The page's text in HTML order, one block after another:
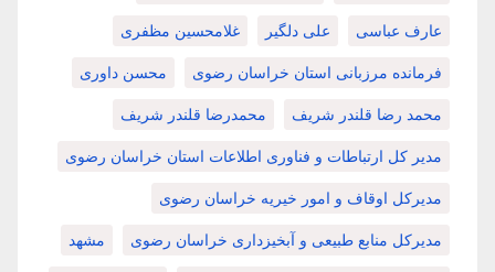
عارف عباسی علی دلگیر غلامحسین مظفری
فرمانده مرزبانی استان خراسان رضوی محسن داوری
محمد رضا قلندر شریف محمدرضا قلندر شریف
مدیر کل ارتباطات و فناوری اطلاعات استان خراسان رضوی
مدیرکل اوقاف و امور خیریه خراسان رضوی
مدیرکل منابع طبیعی و آبخیزداری خراسان رضوی مشهد